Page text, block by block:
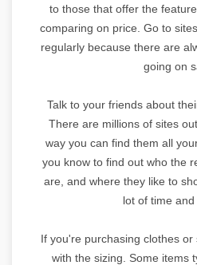
to those that offer the
comparing on price. Go to
regularly because there are
going on
Talk to your friends about
There are millions of sites
way you can find them all
you know to find out who the
are, and where they like to
lot of time and
If you're purchasing clothes
with the sizing. Some items